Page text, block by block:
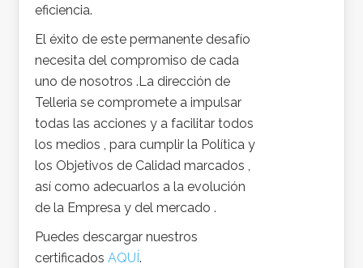
eficiencia.
El éxito de este permanente desafío
necesita del compromiso de cada
uno de nosotros .La dirección de
Telleria se compromete a impulsar
todas las acciones y a facilitar todos
los medios , para cumplir la Política y
los Objetivos de Calidad marcados ,
así como adecuarlos a la evolución
de la Empresa y del mercado .
Puedes descargar nuestros
certificadosAQUÍ.